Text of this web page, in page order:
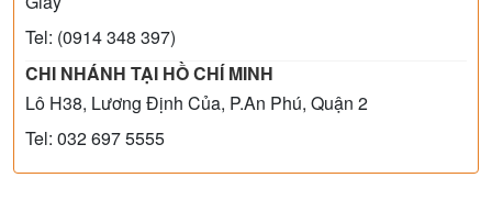
Tel: (0914 348 397)
CHI NHÁNH TẠI HỒ CHÍ MINH
Lô H38, Lương Định Của, P.An Phú, Quận 2
Tel: 032 697 5555